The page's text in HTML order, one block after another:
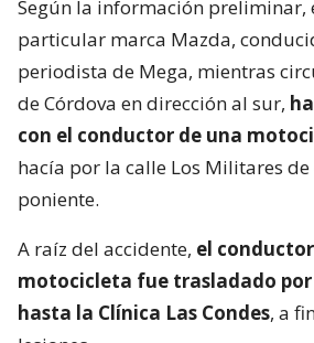
Metropolitana.
José Antonio Neme
de tránsito
Según la información preliminar,
particular marca Mazda,
de Córdova en dirección al sur,
con el conductor de una
hacía por la calle Los Militares